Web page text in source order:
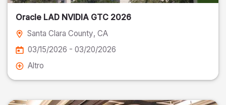
Oracle LAD NVIDIA GTC 2026
Santa Clara County, CA
03/15/2026 - 03/20/2026
Altro